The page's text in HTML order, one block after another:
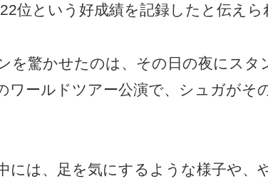
位という好成績を記録したと伝えら
を驚かせたのは、その日の夜にスタ
ワールドツアー公演で、シュガがそ
には、足を気にするような様子や、